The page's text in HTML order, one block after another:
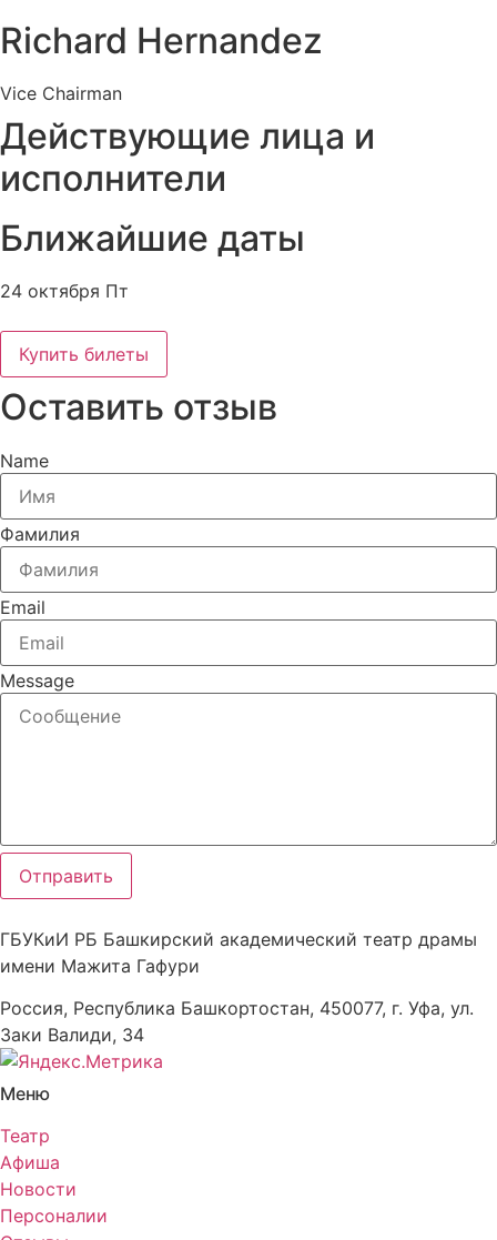
Richard Hernandez
Vice Chairman
Действующие лица и
исполнители
Ближайшие даты
24 октября Пт
Купить билеты
Оставить отзыв
Name
Фамилия
Email
Message
Отправить
ГБУКиИ РБ Башкирский академический театр драмы
имени Мажита Гафури
Россия, Республика Башкортостан, 450077, г. Уфа, ул.
Заки Валиди, 34
Меню
Театр
Афиша
Новости
Персоналии